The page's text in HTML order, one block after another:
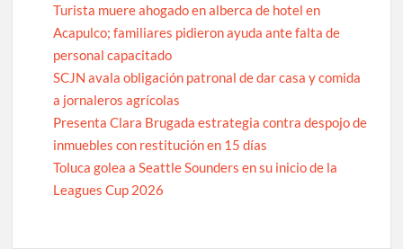
Turista muere ahogado en alberca de hotel en
Acapulco; familiares pidieron ayuda ante falta de
personal capacitado
SCJN avala obligación patronal de dar casa y comida
a jornaleros agrícolas
Presenta Clara Brugada estrategia contra despojo de
inmuebles con restitución en 15 días
Toluca golea a Seattle Sounders en su inicio de la
Leagues Cup 2026